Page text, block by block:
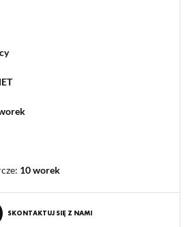
: 10 worek
SKONTAKTUJ SIĘ Z NAMI